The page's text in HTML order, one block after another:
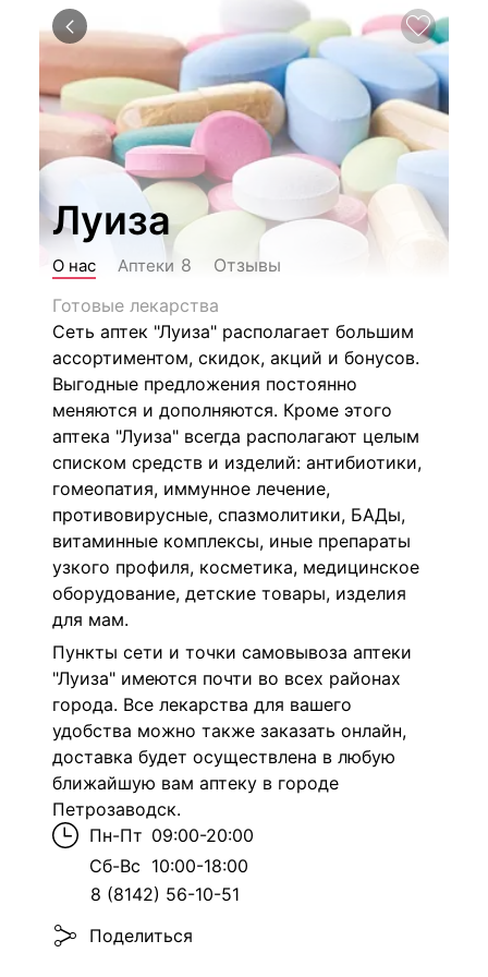
Луиза
О нас Аптеки 8
Отзывы
Готовые лекарства
Сеть аптек "Луиза" располагает большим
ассортиментом, скидок, акций и бонусов.
Выгодные предложения постоянно
меняются и дополняются. Кроме этого
аптека "Луиза" всегда располагают целым
списком средств и изделий: антибиотики,
гомеопатия, иммунное лечение,
противовирусные, спазмолитики, БАДы,
витаминные комплексы, иные препараты
узкого профиля, косметика, медицинское
оборудование, детские товары, изделия
для мам.
Пункты сети и точки самовывоза аптеки
"Луиза" имеются почти во всех районах
города. Все лекарства для вашего
удобства можно также заказать онлайн,
доставка будет осуществлена в любую
ближайшую вам аптеку в городе
Петрозаводск.
Пн-Пт 09:00-20:00
Сб-Вс 10:00-18:00
8 (8142) 56-10-51
Поделиться